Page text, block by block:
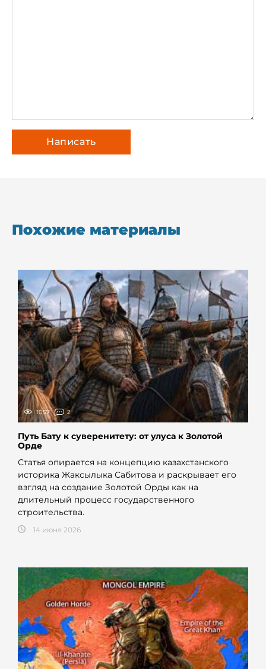
Похожие материалы
1057 2
Путь Бату к суверенитету: от улуса к Золотой
Орде
Статья опирается на концепцию казахстанского
историка Жаксылыка Сабитова и раскрывает его
взгляд на создание Золотой Орды как на
длительный процесс государственного
строительства.
14 июня 2026